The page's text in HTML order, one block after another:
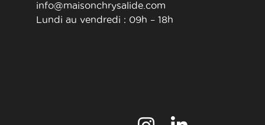
info@maisonchrysalide.com
Lundi au vendredi : 09h – 18h